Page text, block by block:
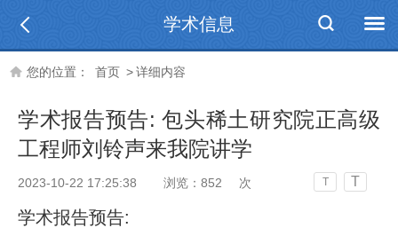
学术信息
您的位置： 首页 >详细内容
学术报告预告: 包头稀土研究院正高级
工程师刘铃声来我院讲学
2023-10-22 17:25:38 浏览： 852 次 T T
学术报告预告: